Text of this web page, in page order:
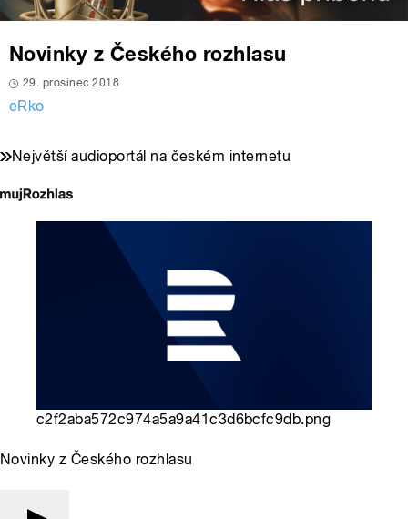
Novinky z Českého rozhlasu
29. prosinec 2018
eRko
Největší audioportál na českém internetu
c2f2aba572c974a5a9a41c3d6bcfc9db.png
Novinky z Českého rozhlasu